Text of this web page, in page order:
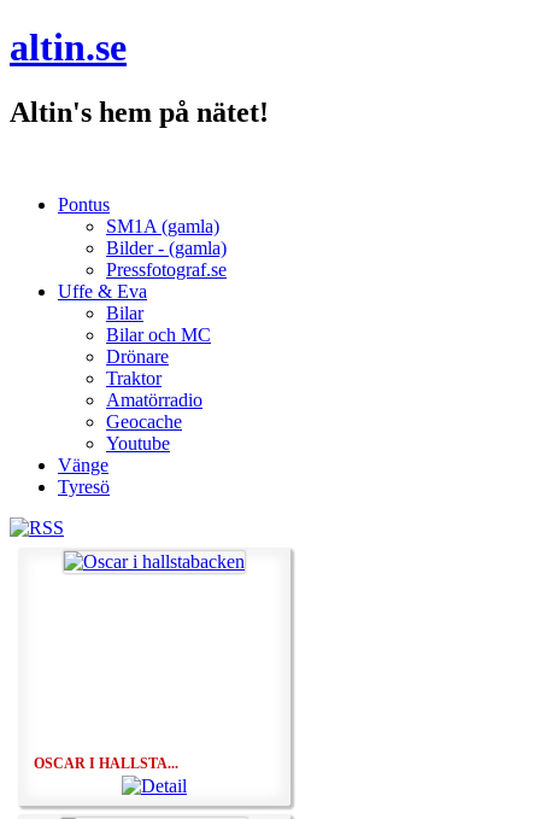
altin.se
Altin's hem på nätet!
Pontus
SM1A (gamla)
Bilder - (gamla)
Pressfotograf.se
Uffe & Eva
Bilar
Bilar och MC
Drönare
Traktor
Amatörradio
Geocache
Youtube
Vänge
Tyresö
OSCAR I HALLSTA...